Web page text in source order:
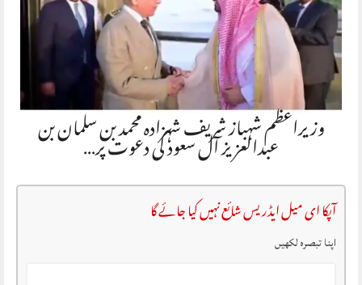
وزیراعظم شہباز شریف شہزادہ محمد بن سلمان بن
عبدالعزیز آل سعود کی دعوت پر…
آپکا ای میل ایڈریس شائع نہیں کیا جائے گا
اپنا تبصرہ لکھیں